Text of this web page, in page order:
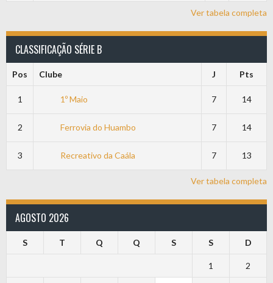
Ver tabela completa
CLASSIFICAÇÃO SÉRIE B
Pos Clube J Pts
1 1º Maio 7 14
2 Ferrovia do Huambo 7 14
3 Recreativo da Caála 7 13
Ver tabela completa
AGOSTO 2026
S T Q Q S S D
1 2